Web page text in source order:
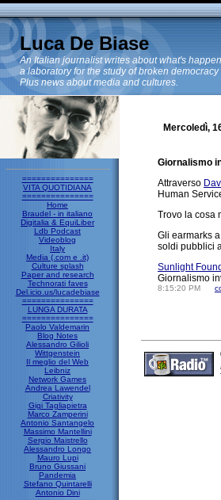
Luca De Biase
An Italian journalist writes about what's
a laboratory for the study of broken
Plus news about media and cultures.
===============
VITA QUOTIDIANA
===============
Home
Braudel - in italiano
Digitalia & EquiLiber
Ldb Podcast
Videoblog
Italy
Media (.com e .it)
Culture splash
Paper and research
Technorati faves
Del.icio.us/lucadebiase
===============
LUNGA DURATA
===============
Paolo Valdemarin
Blog Notes
Alessandro Gilioli
Wittgenstein
Il meglio del Web
Leibniz
Network Games
Andrea Lawendel
Criativity
Gigi Tagliapietra
Marco Zamperini
Antonio Santangelo
Massimo Mantellini
Sergio Maistrello
Alessandro Longo
Mauro Lupi
Bruno Giussani
Pandemia
Stefano Quintarelli
Antonio Dini
Mercoledì,
Giornalismo
Attraverso
Human
Trovo la cosa
Gli earmarks
soldi pubblici
Sunlight
Giornalismo
8:15:20 PM